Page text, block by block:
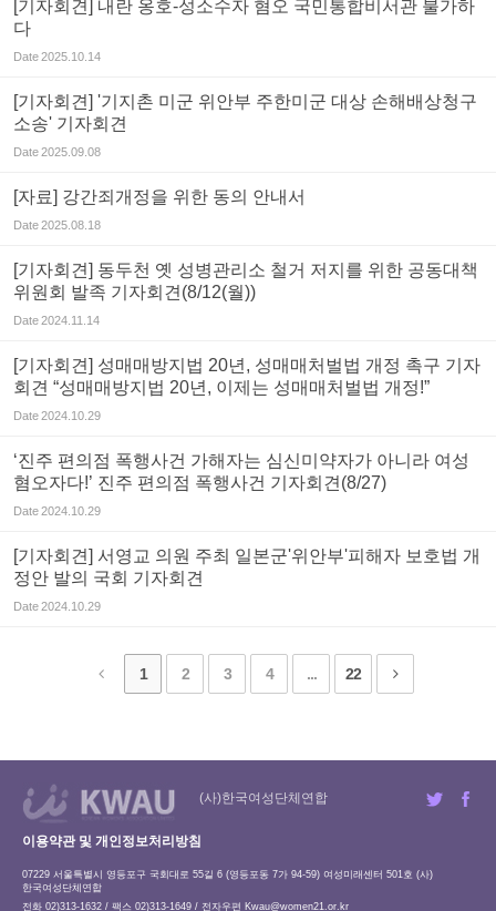
[기자회견] 내란 옹호-성소수자 혐오 국민통합비서관 불가하
다
Date2025.10.14
[기자회견] '기지촌 미군 위안부 주한미군 대상 손해배상청구
소송' 기자회견
Date2025.09.08
[자료] 강간죄개정을 위한 동의 안내서
Date2025.08.18
[기자회견] 동두천 옛 성병관리소 철거 저지를 위한 공동대책
위원회 발족 기자회견(8/12(월))
Date2024.11.14
[기자회견] 성매매방지법 20년, 성매매처벌법 개정 촉구 기자
회견 “성매매방지법 20년, 이제는 성매매처벌법 개정!”
Date2024.10.29
‘진주 편의점 폭행사건 가해자는 심신미약자가 아니라 여성
혐오자다!’ 진주 편의점 폭행사건 기자회견(8/27)
Date2024.10.29
[기자회견] 서영교 의원 주최 일본군'위안부'피해자 보호법 개
정안 발의 국회 기자회견
Date2024.10.29
1 2 3 4 ... 22
(사)한국여성단체연합
이용약관 및 개인정보처리방침
07229 서울특별시 영등포구 국회대로 55길 6 (영등포동 7가 94-59) 여성미래센터 501호 (사)
한국여성단체연합
전화 02)313-1632 / 팩스 02)313-1649 / 전자우편 Kwau@women21.or.kr